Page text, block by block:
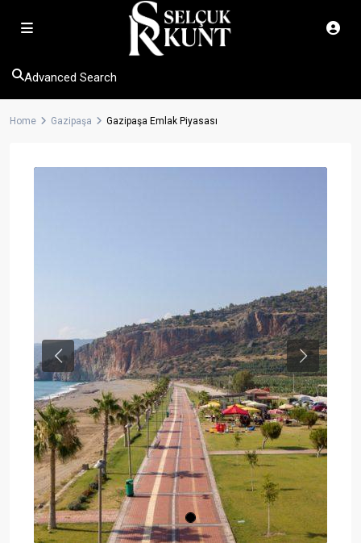
Advanced Search
Home Gazipaşa Gazipaşa Emlak Piyasası
Previous Next